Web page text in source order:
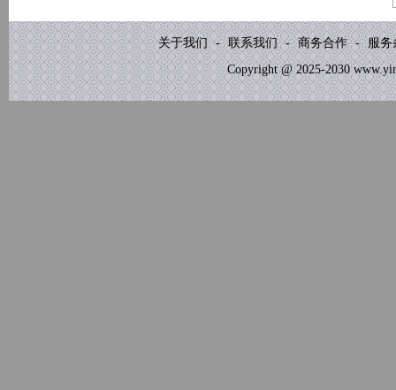
关于我们 - 联系我们 - 商务合作 - 服务
Copyright @ 2025-2030